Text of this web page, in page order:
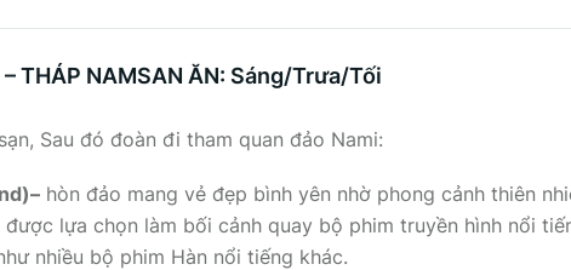
– THÁP NAMSAN ĂN: Sáng/Trưa/Tối
Sau đó đoàn đi tham quan đảo Nami:
hòn đảo mang vẻ đẹp bình yên nhờ phong cảnh thiên
lựa chọn làm bối cảnh quay bộ phim truyền hình nổi
nhiều bộ phim Hàn nổi tiếng khác.